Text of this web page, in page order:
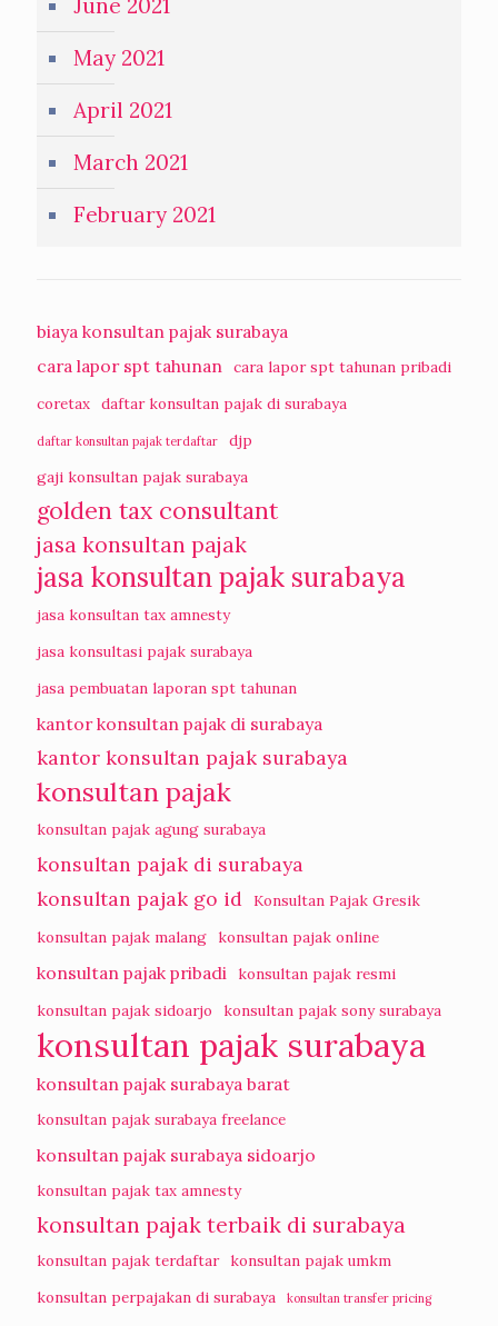
June 2021
May 2021
April 2021
March 2021
February 2021
biaya konsultan pajak surabaya
cara lapor spt tahunan cara lapor spt tahunan pribadi
coretax daftar konsultan pajak di surabaya
daftar konsultan pajak terdaftar
djp
gaji konsultan pajak surabaya
golden tax consultant
jasa konsultan pajak
jasa konsultan pajak surabaya
jasa konsultan tax amnesty
jasa konsultasi pajak surabaya
jasa pembuatan laporan spt tahunan
kantor konsultan pajak di surabaya
kantor konsultan pajak surabaya
konsultan pajak
konsultan pajak agung surabaya
konsultan pajak di surabaya
konsultan pajak go id Konsultan Pajak Gresik
konsultan pajak malang
konsultan pajak online
konsultan pajak pribadi
konsultan pajak resmi
konsultan pajak sidoarjo
konsultan pajak sony surabaya
konsultan pajak surabaya
konsultan pajak surabaya barat
konsultan pajak surabaya freelance
konsultan pajak surabaya sidoarjo
konsultan pajak tax amnesty
konsultan pajak terbaik di surabaya
konsultan pajak terdaftar
konsultan pajak umkm
konsultan perpajakan di surabaya
konsultan transfer pricing